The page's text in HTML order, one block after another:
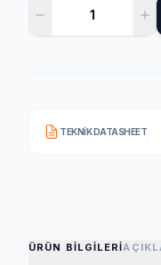
TEKNIK DATASHEET
ÜRÜN BILGILERI